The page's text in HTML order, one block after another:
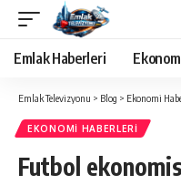
Emlak Haberleri
Emlak Televizyonu > Blog > Ekonomi
EKONOMI HABERLERI
Futbol